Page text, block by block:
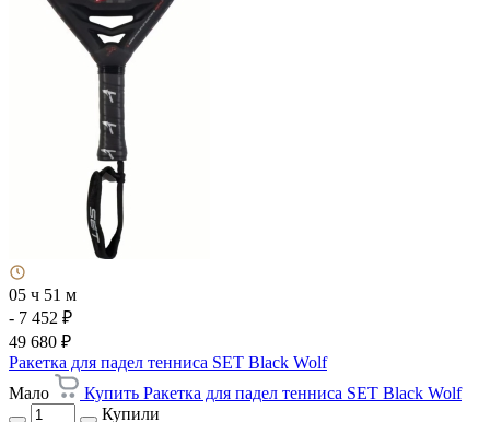
05 ч 51 м
- 7 452 ₽
49 680 ₽
Ракетка для падел тенниса SET Black Wolf
Мало
Купить Ракетка для падел тенниса SET Black Wolf
Купили